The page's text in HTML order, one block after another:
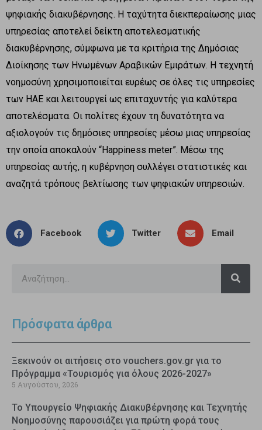
ψηφιακής διακυβέρνησης. Η ταχύτητα διεκπεραίωσης μιας
υπηρεσίας αποτελεί δείκτη αποτελεσματικής
διακυβέρνησης, σύμφωνα με τα κριτήρια της Δημόσιας
Διοίκησης των Ηνωμένων Αραβικών Εμιράτων. Η τεχνητή
νοημοσύνη χρησιμοποιείται ευρέως σε όλες τις υπηρεσίες
των ΗΑΕ και λειτουργεί ως επιταχυντής για καλύτερα
αποτελέσματα. Οι πολίτες έχουν τη δυνατότητα να
αξιολογούν τις δημόσιες υπηρεσίες μέσω μιας υπηρεσίας
την οποία αποκαλούν “Happiness meter”. Μέσω της
υπηρεσίας αυτής, η κυβέρνηση συλλέγει στατιστικές και
αναζητά τρόπους βελτίωσης των ψηφιακών υπηρεσιών.
Facebook Twitter Email
Πρόσφατα άρθρα
Ξεκινούν οι αιτήσεις στο vouchers.gov.gr για το
Πρόγραμμα «Τουρισμός για όλους 2026-2027»
5 Αυγούστου, 2026
Το Υπουργείο Ψηφιακής Διακυβέρνησης και Τεχνητής
Νοημοσύνης παρουσιάζει για πρώτη φορά τους